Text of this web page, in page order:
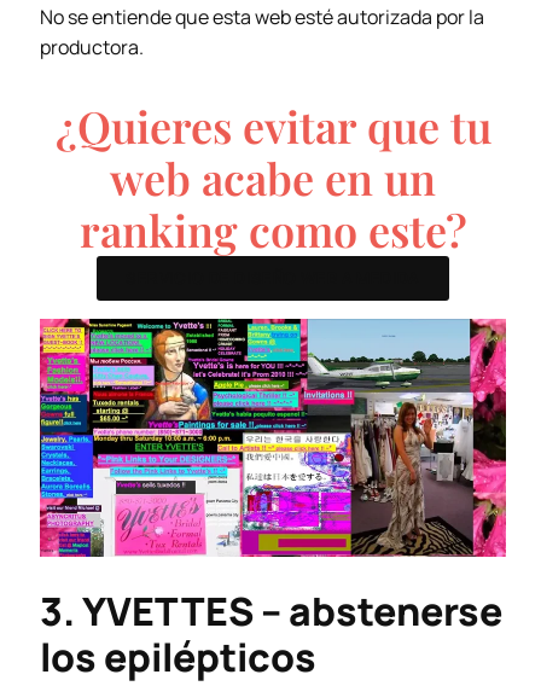
No se entiende que esta web esté autorizada por la
productora.
¿Quieres evitar que tu
web acabe en un
ranking como este?
3. YVETTES – abstenerse
los epilépticos